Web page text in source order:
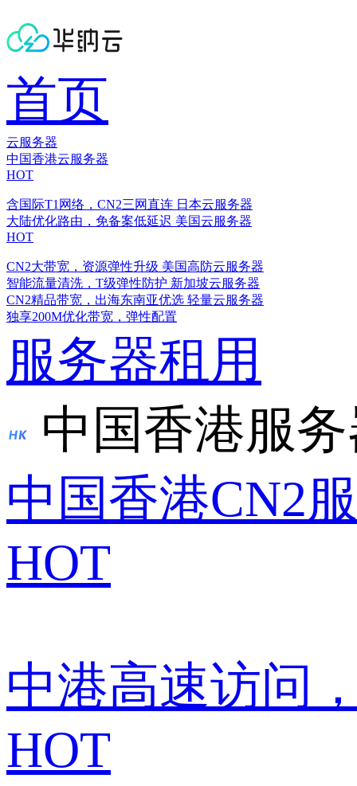
首页
云服务器
中国香港云服务器
HOT
含国际T1网络，CN2三网直连 日本云服务器
大陆优化路由，免备案低延迟 美国云服务器
HOT
CN2大带宽，资源弹性升级 美国高防云服务器
智能流量清洗，T级弹性防护 新加坡云服务器
CN2精品带宽，出海东南亚优选 轻量云服务器
独享200M优化带宽，弹性配置
服务器租用
中国香港服
中国香港CN2
HOT
中港高速访问
HOT